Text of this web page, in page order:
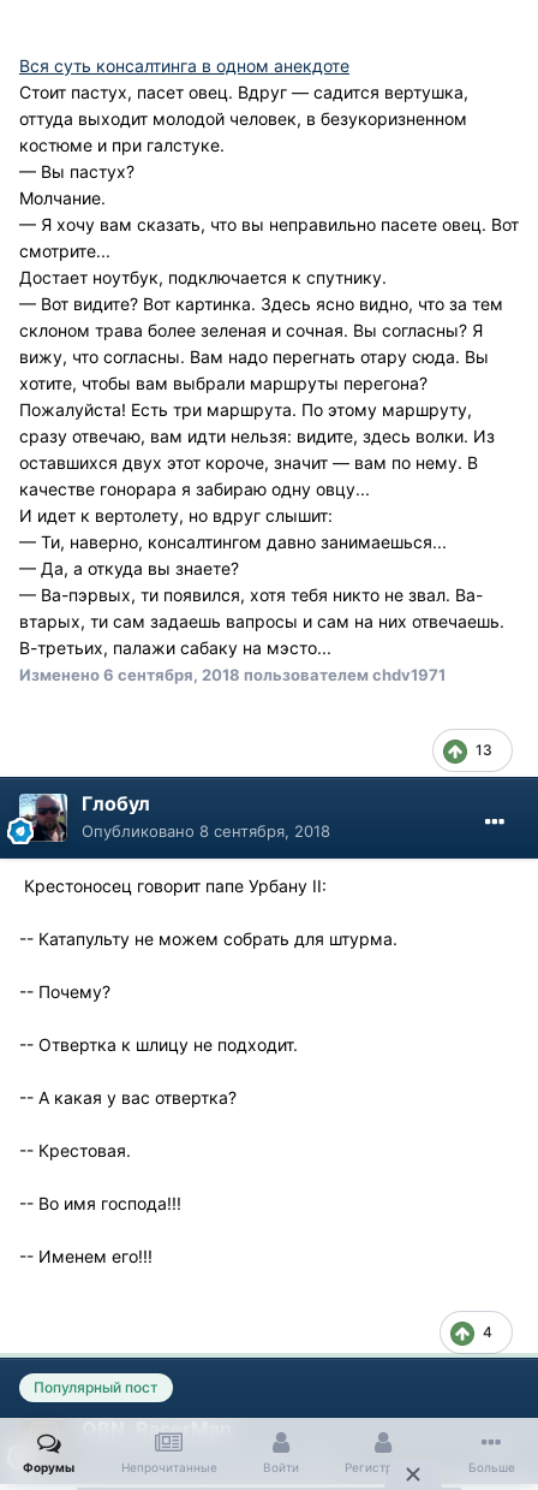
Вся суть консалтинга в одном анекдоте
Стоит пастух, пасет овец. Вдруг — садится вертушка,
оттуда выходит молодой человек, в безукоризненном
костюме и при галстуке.
— Вы пастух?
Молчание.
— Я хочу вам сказать, что вы неправильно пасете овец. Вот
смотрите...
Достает ноутбук, подключается к спутнику.
— Вот видите? Вот картинка. Здесь ясно видно, что за тем
склоном трава более зеленая и сочная. Вы согласны? Я
вижу, что согласны. Вам надо перегнать отару сюда. Вы
хотите, чтобы вам выбрали маршруты перегона?
Пожалуйста! Есть три маршрута. По этому маршруту,
сразу отвечаю, вам идти нельзя: видите, здесь волки. Из
оставшихся двух этот короче, значит — вам по нему. В
качестве гонорара я забираю одну овцу...
И идет к вертолету, но вдруг слышит:
— Ти, наверно, консалтингом давно занимаешься...
— Да, а откуда вы знаете?
— Ва-пэрвых, ти появился, хотя тебя никто не звал. Ва-
втарых, ти сам задаешь вапросы и сам на них отвечаешь.
В-третьих, палажи сабаку на мэсто...
Изменено6 сентября, 2018 пользователем chdv1971
13
Глобул
Опубликовано 8 сентября, 2018
Крестоносец говорит папе Урбану II:
-- Катапульту не можем собрать для штурма.
-- Почему?
-- Отвертка к шлицу не подходит.
-- А какая у вас отвертка?
-- Крестовая.
-- Во имя господа!!!
-- Именем его!!!
4
Популярный пост
OBN_RacerMan
Опубликовано 10 сентября, 2018
Форумы Непрочитанные Войти Регистрация Больше